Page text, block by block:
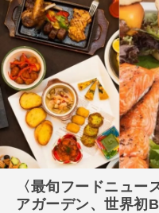
〈最旬フードニュー
アガーデン、世界初